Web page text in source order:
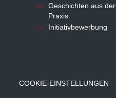
Geschichten aus der
Praxis
Initiativbewerbung
COOKIE-EINSTELLUNGEN